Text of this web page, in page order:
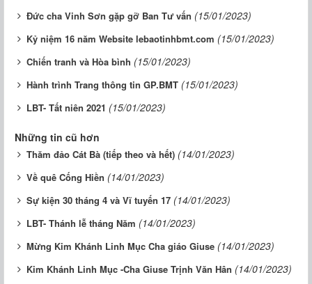
Đức cha Vinh Sơn gặp gỡ Ban Tư vấn (15/01/2023)
Kỷ niệm 16 năm Website lebaotinhbmt.com (15/01/2023)
Chiến tranh và Hòa bình (15/01/2023)
Hành trình Trang thông tin GP.BMT (15/01/2023)
LBT- Tất niên 2021 (15/01/2023)
Những tin cũ hơn
Thăm đảo Cát Bà (tiếp theo và hết) (14/01/2023)
Về quê Cống Hiền (14/01/2023)
Sự kiện 30 tháng 4 và Vĩ tuyến 17 (14/01/2023)
LBT- Thánh lễ tháng Năm (14/01/2023)
Mừng Kim Khánh Linh Mục Cha giáo Giuse (14/01/2023)
Kim Khánh Linh Mục -Cha Giuse Trịnh Văn Hân (14/01/2023)